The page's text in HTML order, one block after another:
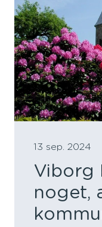
13 sep. 2024
Viborg
noget,